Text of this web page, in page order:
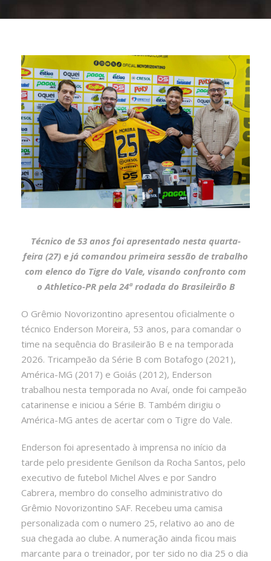
Técnico de 53 anos foi apresentado nesta quarta-
feira (27) e já comandou primeira sessão de trabalho
com elenco do Tigre do Vale, visando confronto com
o Athletico-PR pela 24ª rodada do Brasileirão B
O Grêmio Novorizontino apresentou oficialmente o
técnico Enderson Moreira, 53 anos, para comandar o
time na sequência do Brasileirão B e na temporada
2026. Tricampeão da Série B com Botafogo (2021),
América-MG (2017) e Goiás (2012), Enderson
trabalhou nesta temporada no Avaí, onde foi campeão
catarinense e iniciou a Série B. Também dirigiu o
América-MG antes de acertar com o Tigre do Vale.
Enderson foi apresentado à imprensa no início da
tarde pelo presidente Genilson da Rocha Santos, pelo
executivo de futebol Michel Alves e por Sandro
Cabrera, membro do conselho administrativo do
Grêmio Novorizontino SAF. Recebeu uma camisa
personalizada com o numero 25, relativo ao ano de
sua chegada ao clube. A numeração ainda ficou mais
marcante para o treinador, por ter sido no dia 25 o dia